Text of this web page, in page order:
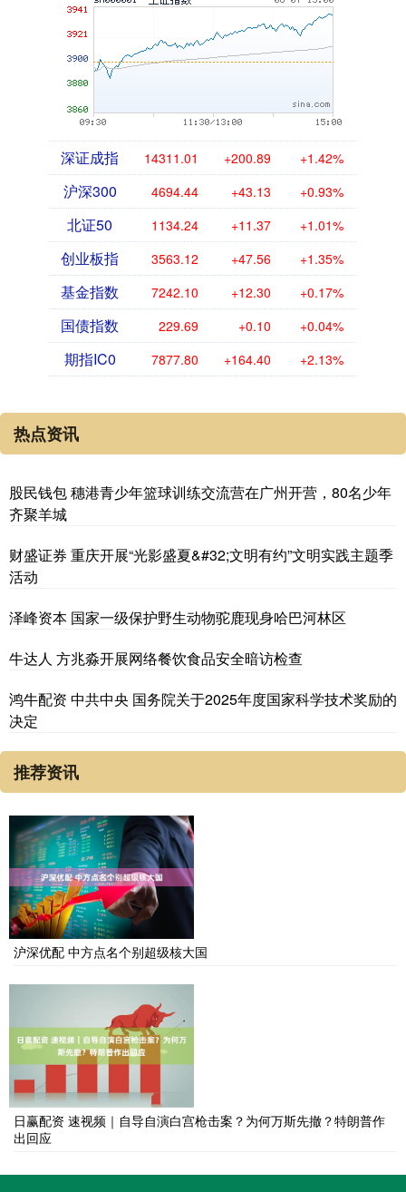
深证成指 14311.01 +200.89 +1.42%
沪深300 4694.44 +43.13 +0.93%
北证50 1134.24 +11.37 +1.01%
创业板指 3563.12 +47.56 +1.35%
基金指数 7242.10 +12.30 +0.17%
国债指数 229.69 +0.10 +0.04%
期指IC0 7877.80 +164.40 +2.13%
热点资讯
股民钱包 穗港青少年篮球训练交流营在广州开营，80名少年
齐聚羊城
财盛证券 重庆开展“光影盛夏&#32;文明有约”文明实践主题季
活动
泽峰资本 国家一级保护野生动物驼鹿现身哈巴河林区
牛达人 方兆淼开展网络餐饮食品安全暗访检查
鸿牛配资 中共中央 国务院关于2025年度国家科学技术奖励的
决定
推荐资讯
沪深优配 中方点名个别超级核大国
日赢配资 速视频｜自导自演白宫枪击案？为何万斯先撤？特朗普作
出回应